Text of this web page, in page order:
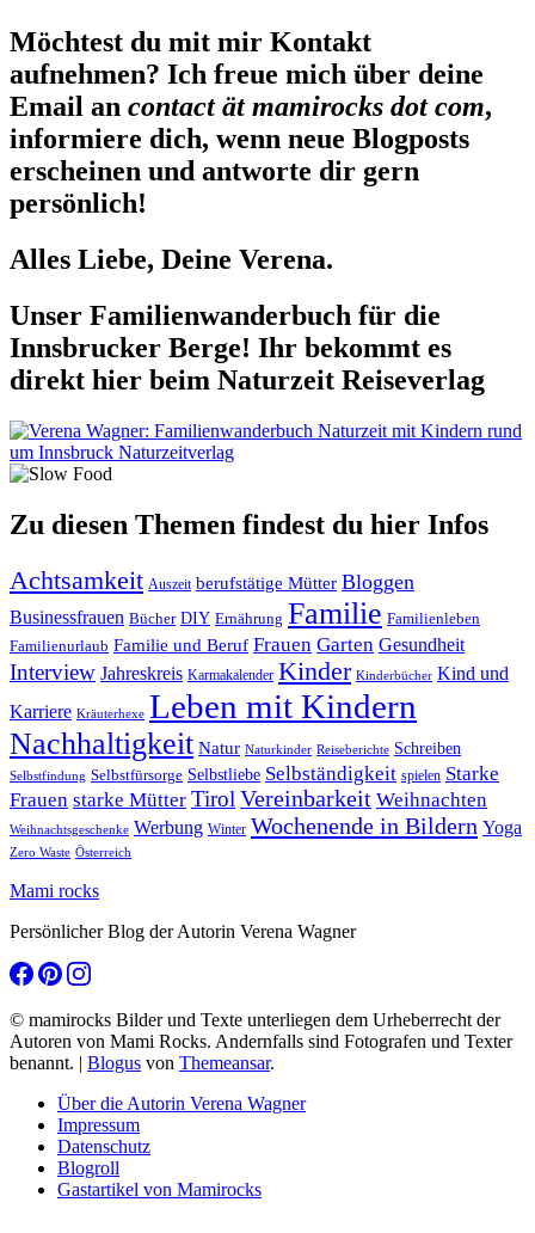
Möchtest du mit mir Kontakt
aufnehmen? Ich freue mich über deine
Email an contact ät mamirocks dot com,
informiere dich, wenn neue Blogposts
erscheinen und antworte dir gern
persönlich!
Alles Liebe, Deine Verena.
Unser Familienwanderbuch für die
Innsbrucker Berge! Ihr bekommt es
direkt hier beim Naturzeit Reiseverlag
Zu diesen Themen findest du hier Infos
Achtsamkeit Auszeit berufstätige Mütter Bloggen
Businessfrauen Bücher DIY Ernährung Familie Familienleben
Familienurlaub Familie und Beruf Frauen Garten Gesundheit
Interview Jahreskreis Karmakalender Kinder Kinderbücher Kind und
Karriere Kräuterhexe Leben mit Kindern
Nachhaltigkeit Natur Naturkinder Reiseberichte Schreiben
Selbstfindung Selbstfürsorge Selbstliebe Selbständigkeit spielen Starke
Frauen starke Mütter Tirol Vereinbarkeit Weihnachten
Weihnachtsgeschenke Werbung Winter Wochenende in Bildern Yoga
Zero Waste Österreich
Mami rocks
Persönlicher Blog der Autorin Verena Wagner
© mamirocks Bilder und Texte unterliegen dem Urheberrecht der
Autoren von Mami Rocks. Andernfalls sind Fotografen und Texter
benannt. | Blogus von Themeansar.
Über die Autorin Verena Wagner
Impressum
Datenschutz
Blogroll
Gastartikel von Mamirocks